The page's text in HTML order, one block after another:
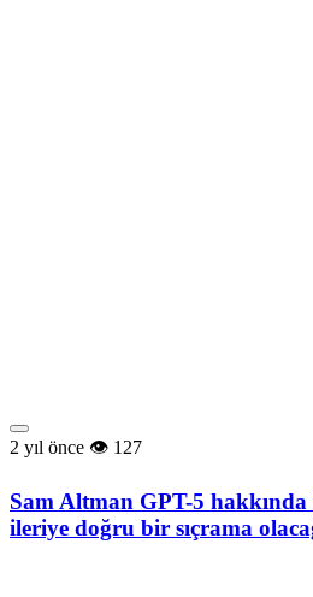
2 yıl önce 127
Sam Altman GPT-5
ileriye doğru bir sıçrama